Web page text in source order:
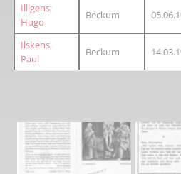
Illigens;
Hugo
Beckum
Ilskens,
Paul
Beckum